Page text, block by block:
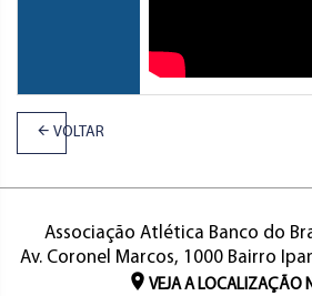
VOLTAR
Associação Atlética Banco do
Av. Coronel Marcos, 1000 Bairro
VEJA A LOCALIZAÇÃO